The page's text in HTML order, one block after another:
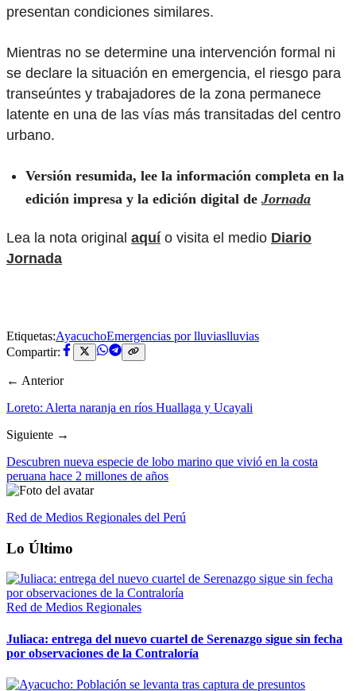
presentan condiciones similares.
Mientras no se determine una intervención formal ni
se declare la situación en emergencia, el riesgo para
transeúntes y trabajadores de la zona permanece
latente en una de las vías más transitadas del centro
urbano.
Versión resumida, lee la información completa en la
edición impresa y la edición digital de Jornada
Lea la nota original aquí o visita el medio Diario
Jornada
Etiquetas:AyacuchoEmergencias por lluviaslluvias
Compartir:
← Anterior
Loreto: Alerta naranja en ríos Huallaga y Ucayali
Siguiente →
Descubren nueva especie de lobo marino que vivió en la costa
peruana hace 2 millones de años
Red de Medios Regionales del Perú
Lo Último
Red de Medios Regionales
Juliaca: entrega del nuevo cuartel de Serenazgo sigue sin fecha
por observaciones de la Contraloría